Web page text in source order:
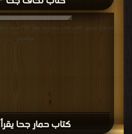
كتاب حمار جحا يقرأ PDF
قراءة و تحميل كتاب كتاب حمار جحا يقرأ PDF مجانا | مكتبة >
: مرة/مرات